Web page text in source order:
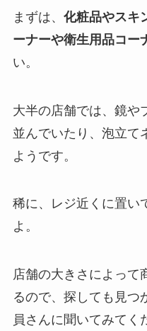
まずは、 化粧品やスキ
ーナーや衛生用品コー
い。
大半の店舗では、鏡や
並んでいたり、泡立て
ようです。
稀に、レジ近くに置い
よ。
店舗の大きさによって
るので、探しても見つ
員さんに聞いてみてく